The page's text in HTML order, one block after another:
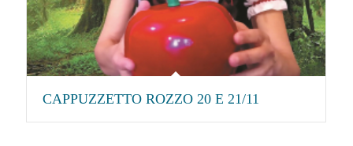
CAPPUZZETTO ROZZO 20 E 21/11